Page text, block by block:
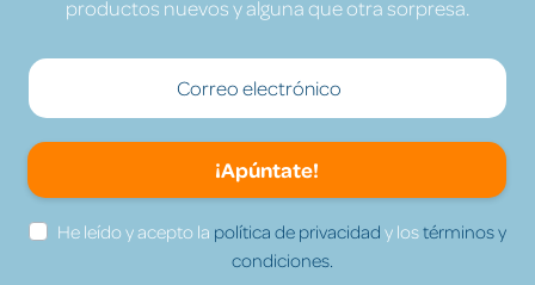
productos nuevos y alguna que otra sorpresa.
¡Apúntate!
He leído y acepto la política de privacidad y lostérminos y
condiciones.